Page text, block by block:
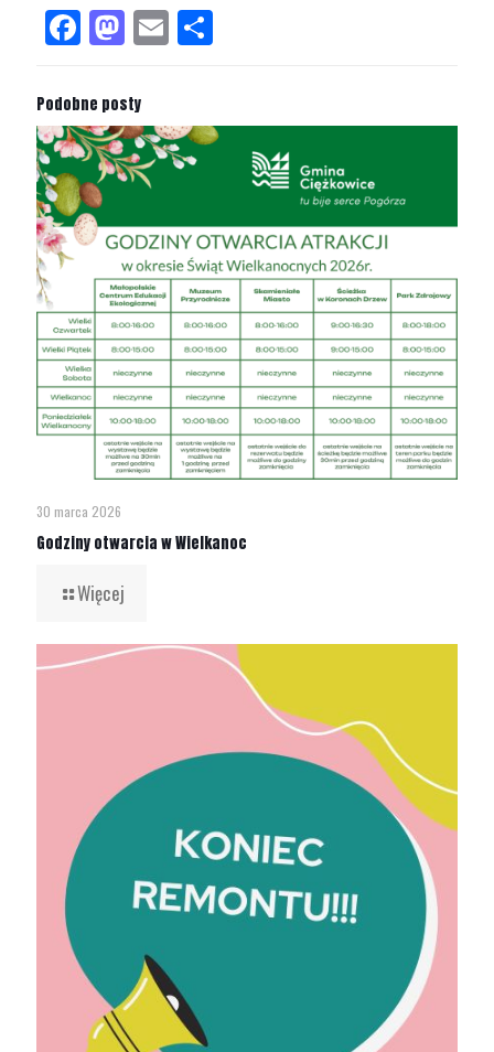
Facebook
Mastodon
EmailShare
Podobne posty
30 marca 2026
Godziny otwarcia w Wielkanoc
Więcej